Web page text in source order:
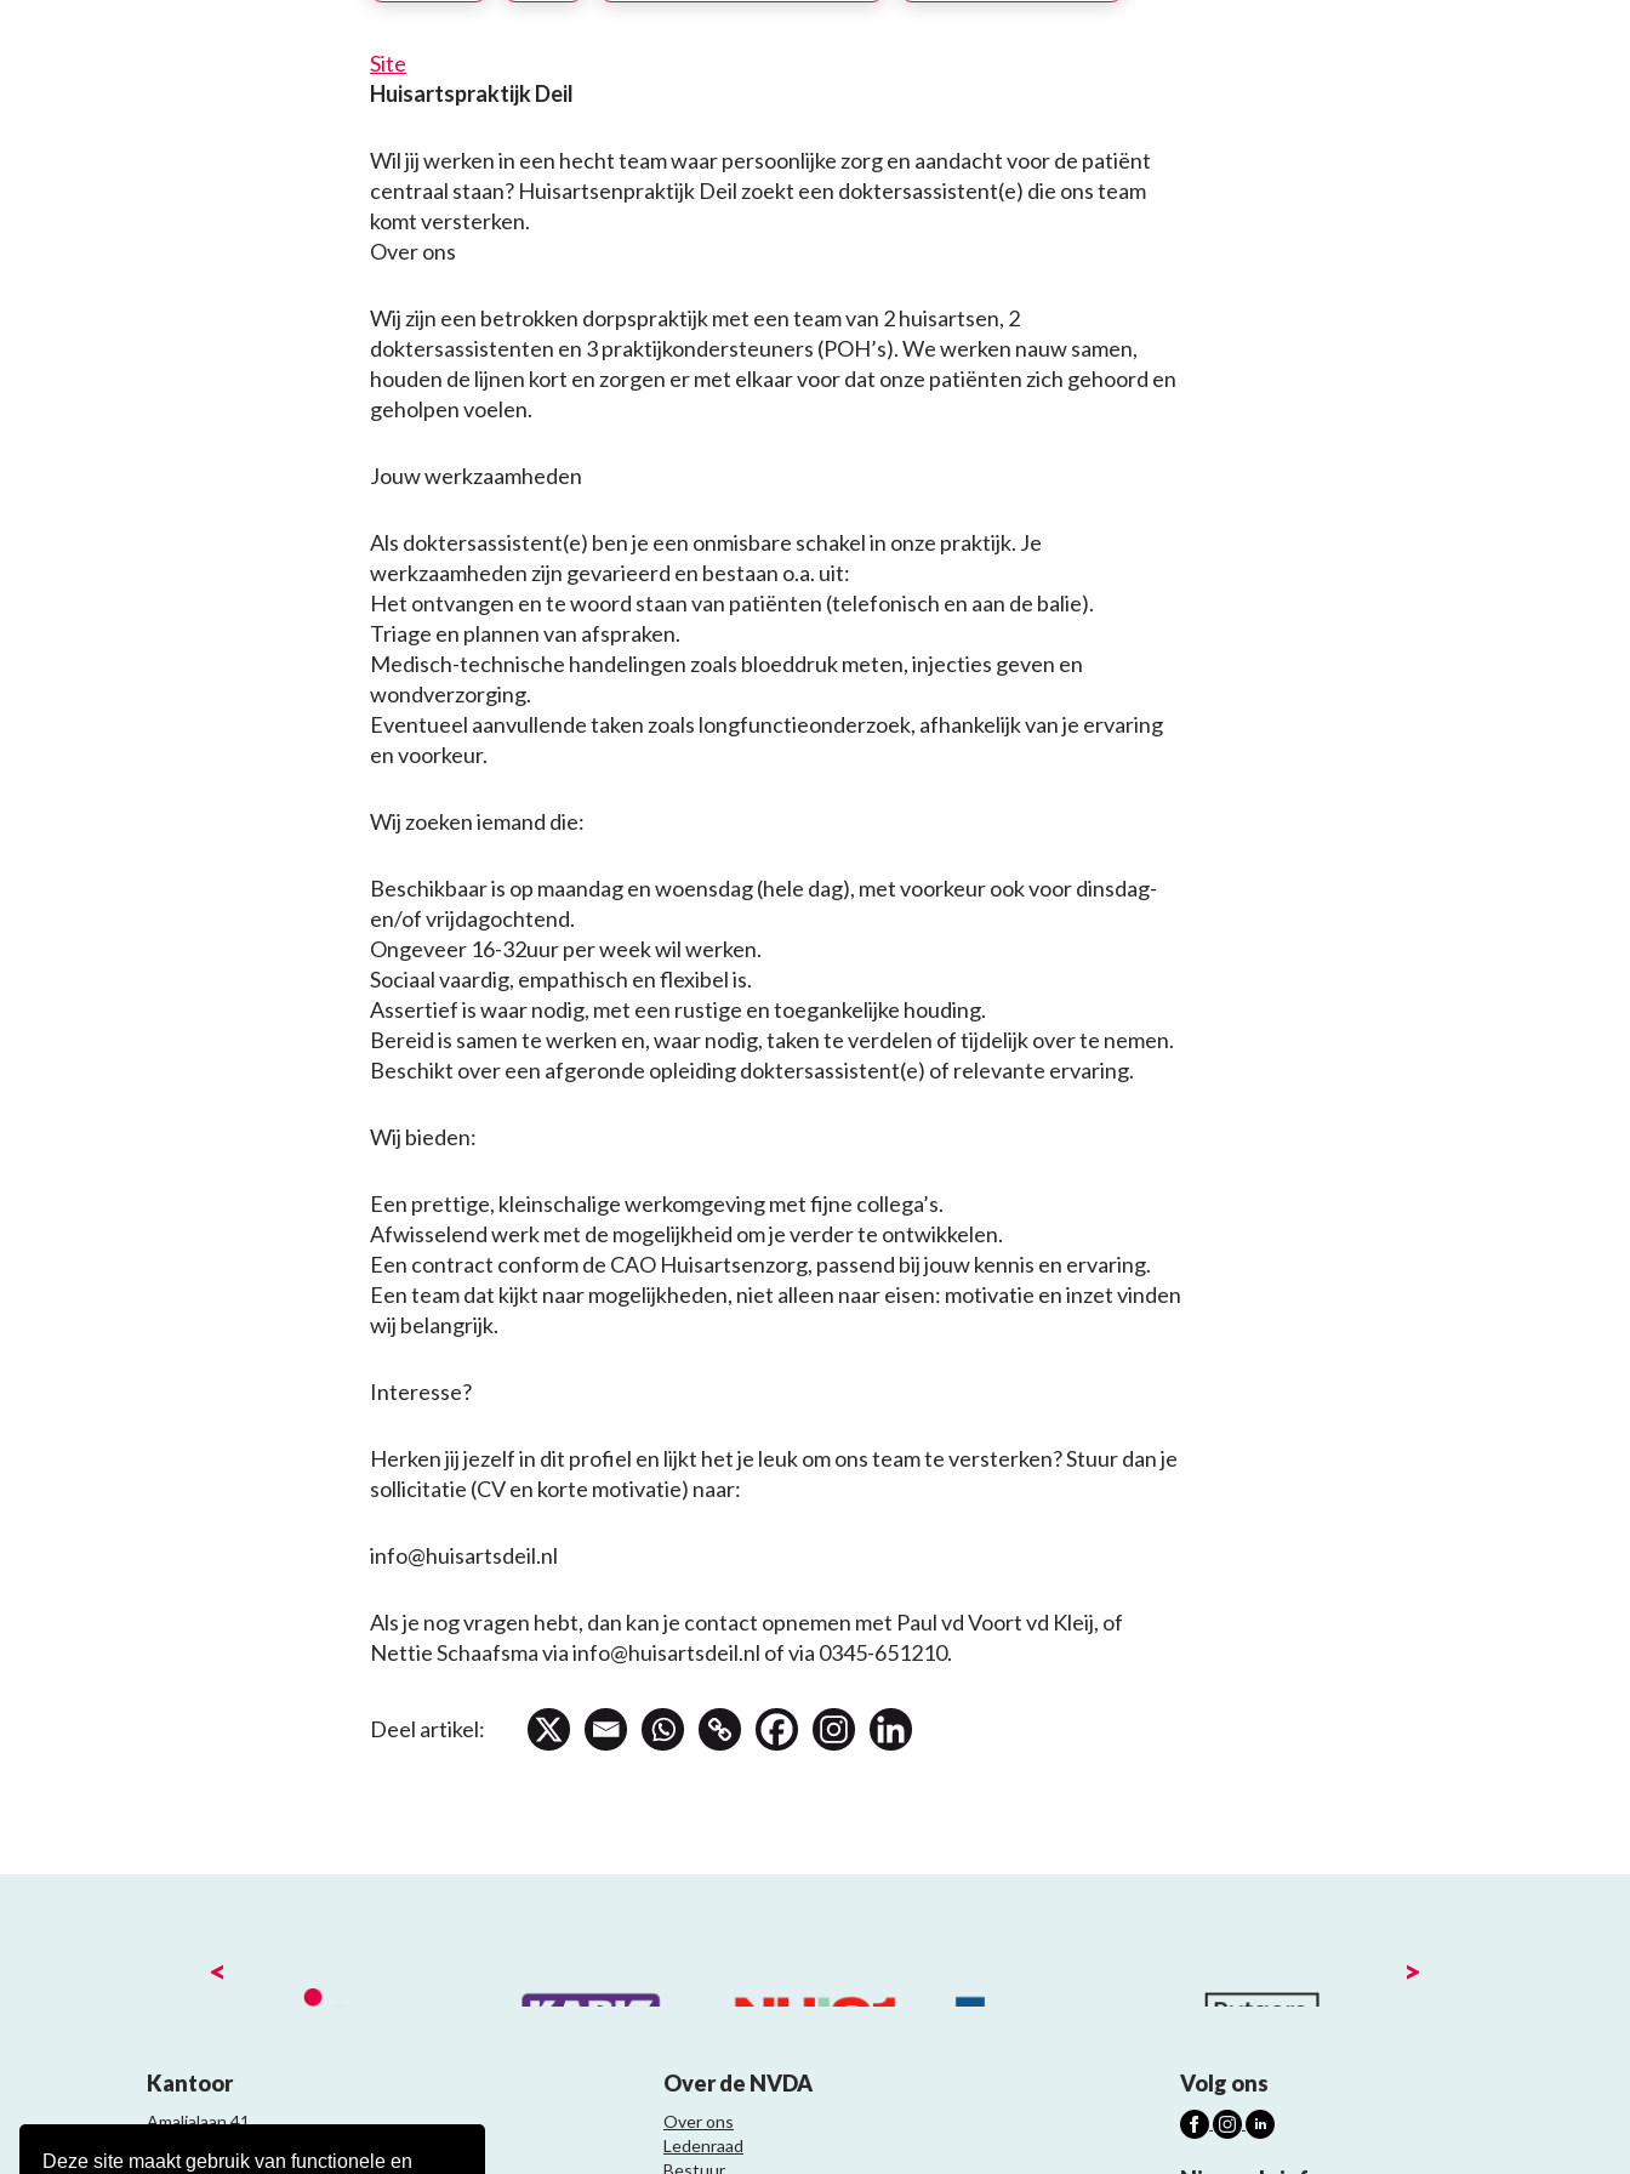
Deze site maakt gebruik van functionele en
Site
Huisartspraktijk Deil
Wil jij werken in een hecht team waar persoonlijke zorg en aandacht voor de patiënt
centraal staan? Huisartsenpraktijk Deil zoekt een doktersassistent(e) die ons team
komt versterken.
Over ons
Wij zijn een betrokken dorpspraktijk met een team van 2 huisartsen, 2
doktersassistenten en 3 praktijkondersteuners (POH’s). We werken nauw samen,
houden de lijnen kort en zorgen er met elkaar voor dat onze patiënten zich gehoord en
geholpen voelen.
Jouw werkzaamheden
Als doktersassistent(e) ben je een onmisbare schakel in onze praktijk. Je
werkzaamheden zijn gevarieerd en bestaan o.a. uit:
Het ontvangen en te woord staan van patiënten (telefonisch en aan de balie).
Triage en plannen van afspraken.
Medisch-technische handelingen zoals bloeddruk meten, injecties geven en
wondverzorging.
Eventueel aanvullende taken zoals longfunctieonderzoek, afhankelijk van je ervaring
en voorkeur.
Wij zoeken iemand die:
Beschikbaar is op maandag en woensdag (hele dag), met voorkeur ook voor dinsdag-
en/of vrijdagochtend.
Ongeveer 16-32uur per week wil werken.
Sociaal vaardig, empathisch en flexibel is.
Assertief is waar nodig, met een rustige en toegankelijke houding.
Bereid is samen te werken en, waar nodig, taken te verdelen of tijdelijk over te nemen.
Beschikt over een afgeronde opleiding doktersassistent(e) of relevante ervaring.
Wij bieden:
Een prettige, kleinschalige werkomgeving met fijne collega’s.
Afwisselend werk met de mogelijkheid om je verder te ontwikkelen.
Een contract conform de CAO Huisartsenzorg, passend bij jouw kennis en ervaring.
Een team dat kijkt naar mogelijkheden, niet alleen naar eisen: motivatie en inzet vinden
wij belangrijk.
Interesse?
Herken jij jezelf in dit profiel en lijkt het je leuk om ons team te versterken? Stuur dan je
sollicitatie (CV en korte motivatie) naar:
info@huisartsdeil.nl
Als je nog vragen hebt, dan kan je contact opnemen met Paul vd Voort vd Kleij, of
Nettie Schaafsma via info@huisartsdeil.nl of via 0345-651210.
Deel artikel:
< >
Kantoor
Amalialaan 41
Contact
Over de NVDA
Over ons
Ledenraad
Bestuur
Volg ons